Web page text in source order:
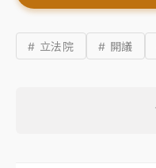
# 立法院 # 開議